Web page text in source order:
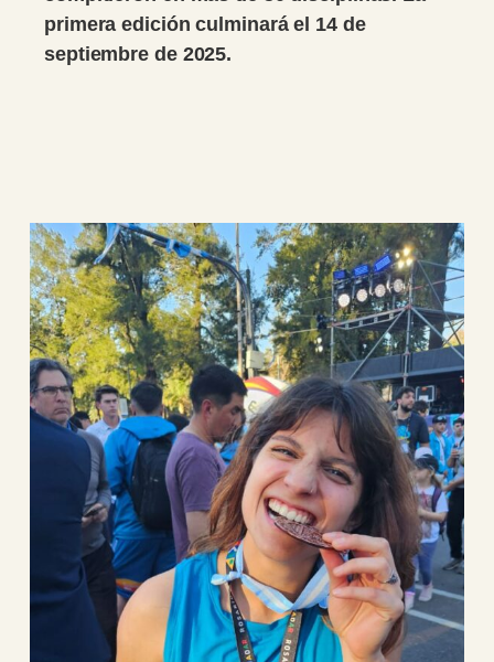
primera edición culminará el 14 de
septiembre de 2025.